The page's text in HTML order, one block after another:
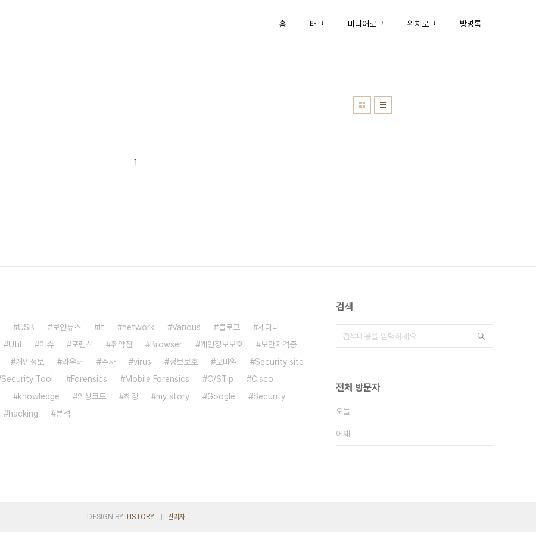
홈 태그 미디어로그 위치로그 방명록
1
USB 보안뉴스 It network Various 블로그
세미나
Util 이슈 포렌식 취약점 Browser 개인정보보호
보안자격증
개인정보 라우터 수사 virus 정보보호 모바일
Security site
Security Tool Forensics Mobile Forensics O/STip
Cisco
knowledge 악성코드 해킹 my story Google
Security
hacking 분석
검색
전체 방문자
오늘
어제
DESIGN BY TISTORY 관리자